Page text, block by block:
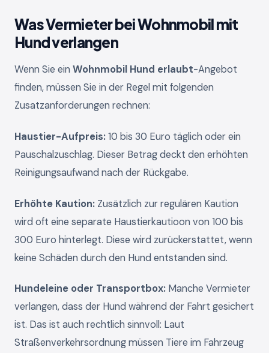
Was Vermieter bei Wohnmobil mit
Hund verlangen
Wenn Sie ein Wohnmobil Hund erlaubt-Angebot
finden, müssen Sie in der Regel mit folgenden
Zusatzanforderungen rechnen:
Haustier-Aufpreis:10 bis 30 Euro täglich oder ein
Pauschalzuschlag. Dieser Betrag deckt den erhöhten
Reinigungsaufwand nach der Rückgabe.
Erhöhte Kaution: Zusätzlich zur regulären Kaution
wird oft eine separate Haustierkautioon von 100 bis
300 Euro hinterlegt. Diese wird zurückerstattet, wenn
keine Schäden durch den Hund entstanden sind.
Hundeleine oder Transportbox: Manche Vermieter
verlangen, dass der Hund während der Fahrt gesichert
ist. Das ist auch rechtlich sinnvoll: Laut
Straßenverkehrsordnung müssen Tiere im Fahrzeug